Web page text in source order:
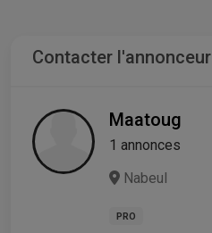
Contacter l'annonceur
Maatoug
1 annonces
Nabeul
PRO